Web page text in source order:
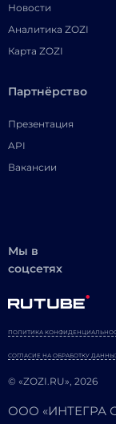
Новости
Аналитика ZOZI
Карта ZOZI
Партнёрство
Презентация
API
Вакансии
Мы в
соцсетях
© «ZOZI.RU», 2026
ПОЛИТИКА
СОГЛАСИЕ НА ОБРАБОТКУ
ООО «ИНТЕГРА